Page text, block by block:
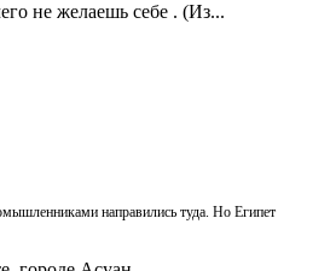
не желаешь себе . (Из...
направились туда. Но Египет